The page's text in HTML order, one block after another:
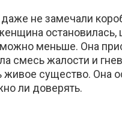
не замечали
меньше. Она
смесь жалости и
живое существо. Она
ли доверять.